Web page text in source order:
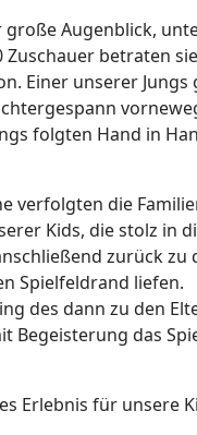
Augenblick,
Zuschauer betraten
Einer unserer Jungs
folgten Hand in
verfolgten die
Kids, die stolz in
zurück zu
Spielfeldrand liefen.
des dann zu den
Begeisterung das
Erlebnis für unsere